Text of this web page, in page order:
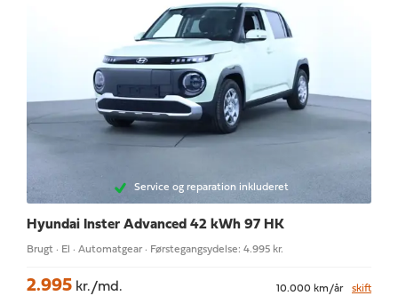
Service og reparation inkluderet
Hyundai Inster Advanced 42 kWh 97 HK
Brugt · El · Automatgear · Førstegangsydelse: 4.995 kr.
2.995 kr./md. 10.000 km/år skift